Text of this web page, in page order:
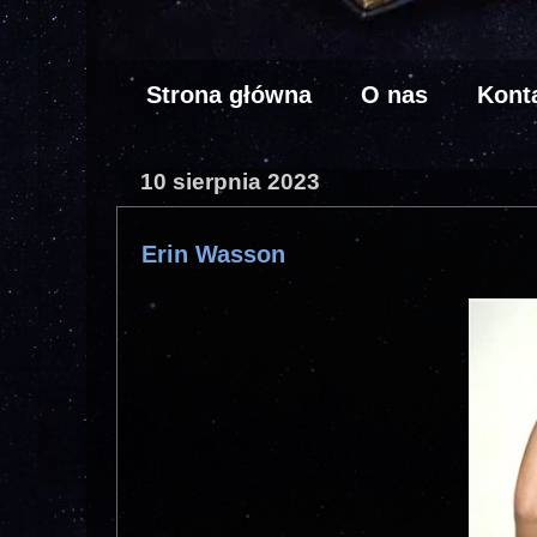
Strona główna O nas
10 sierpnia 2023
Erin Wasson